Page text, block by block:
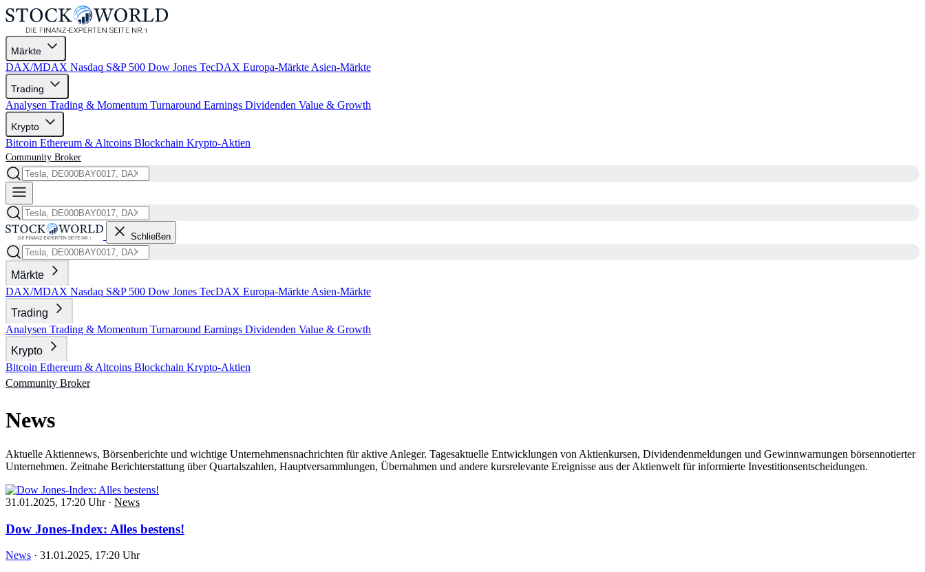
Märkte
DAX/MDAX Nasdaq S&P 500 Dow Jones TecDAX Europa-Märkte Asien-Märkte
Trading
Analysen Trading & Momentum Turnaround Earnings Dividenden Value & Growth
Krypto
Bitcoin Ethereum & Altcoins Blockchain Krypto-Aktien
Community Broker
Schließen
Märkte
DAX/MDAX Nasdaq S&P 500 Dow Jones TecDAX Europa-Märkte Asien-Märkte
Trading
Analysen Trading & Momentum Turnaround Earnings Dividenden Value & Growth
Krypto
Bitcoin Ethereum & Altcoins Blockchain Krypto-Aktien
Community Broker
News
Aktuelle Aktiennews, Börsenberichte und wichtige Unternehmensnachrichten für aktive Anleger. Tagesaktuelle Entwicklungen von Aktienkursen, Dividendenmeldungen und Gewinnwarnungen börsennotierter
Unternehmen. Zeitnahe Berichterstattung über Quartalszahlen, Hauptversammlungen, Übernahmen und andere kursrelevante Ereignisse aus der Aktienwelt für informierte Investitionsentscheidungen.
31.01.2025, 17:20 Uhr · News
Dow Jones-Index: Alles bestens!
News · 31.01.2025, 17:20 Uhr